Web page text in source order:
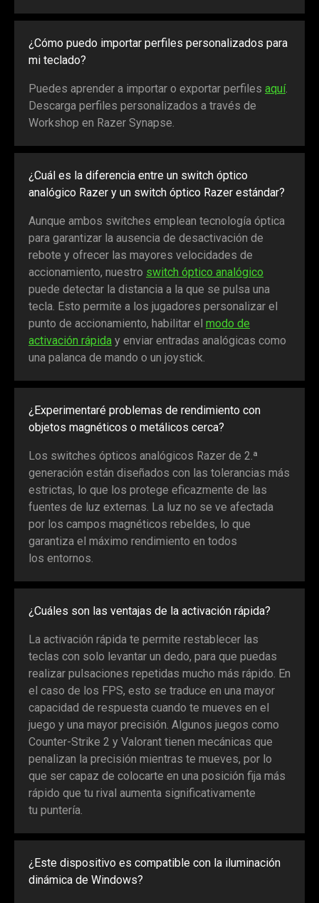
¿Cómo puedo importar perfiles personalizados para
mi teclado?
Puedes aprender a importar o exportar perfiles aquí.
Descarga perfiles personalizados a través de
Workshop en Razer Synapse.
¿Cuál es la diferencia entre un switch óptico
analógico Razer y un switch óptico Razer estándar?
Aunque ambos switches emplean tecnología óptica
para garantizar la ausencia de desactivación de
rebote y ofrecer las mayores velocidades de
accionamiento, nuestro switch óptico analógico
puede detectar la distancia a la que se pulsa una
tecla. Esto permite a los jugadores personalizar el
punto de accionamiento, habilitar el modo de
activación rápida y enviar entradas analógicas como
una palanca de mando o un joystick.
¿Experimentaré problemas de rendimiento con
objetos magnéticos o metálicos cerca?
Los switches ópticos analógicos Razer de 2.ª
generación están diseñados con las tolerancias más
estrictas, lo que los protege eficazmente de las
fuentes de luz externas. La luz no se ve afectada
por los campos magnéticos rebeldes, lo que
garantiza el máximo rendimiento en todos
los entornos.
¿Cuáles son las ventajas de la activación rápida?
La activación rápida te permite restablecer las
teclas con solo levantar un dedo, para que puedas
realizar pulsaciones repetidas mucho más rápido. En
el caso de los FPS, esto se traduce en una mayor
capacidad de respuesta cuando te mueves en el
juego y una mayor precisión. Algunos juegos como
Counter-Strike 2 y Valorant tienen mecánicas que
penalizan la precisión mientras te mueves, por lo
que ser capaz de colocarte en una posición fija más
rápido que tu rival aumenta significativamente
tu puntería.
¿Este dispositivo es compatible con la iluminación
dinámica de Windows?